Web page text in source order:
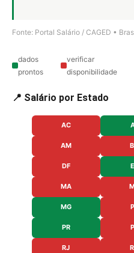
Fonte: Portal Salário / CAGED •
dados
prontos
verificar
disponibilidade
📍 Salário por Estado
AC
AM
DF
MA
MG
PR
RJ